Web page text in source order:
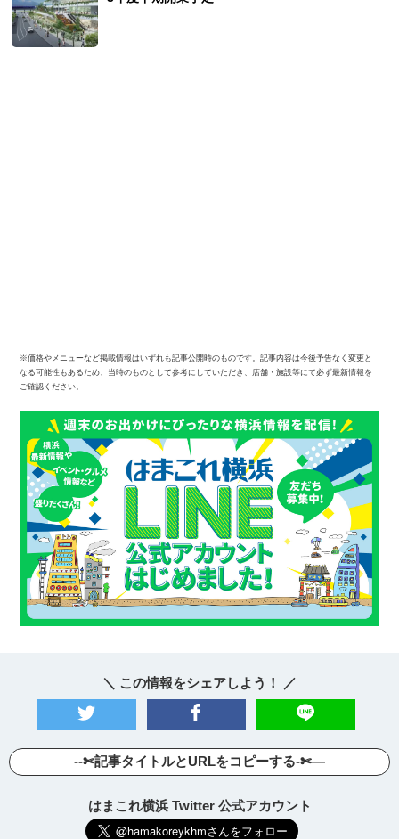
※価格やメニューなど掲載情報はいずれも記事公開時のものです。記事内容は今後予告なく変更と
なる可能性もあるため、当時のものとして参考にしていただき、店舗・施設等にて必ず最新情報を
ご確認ください。
＼ この情報をシェアしよう！ ／
--✄記事タイトルとURLをコピーする-✄—
はまこれ横浜 Twitter 公式アカウント